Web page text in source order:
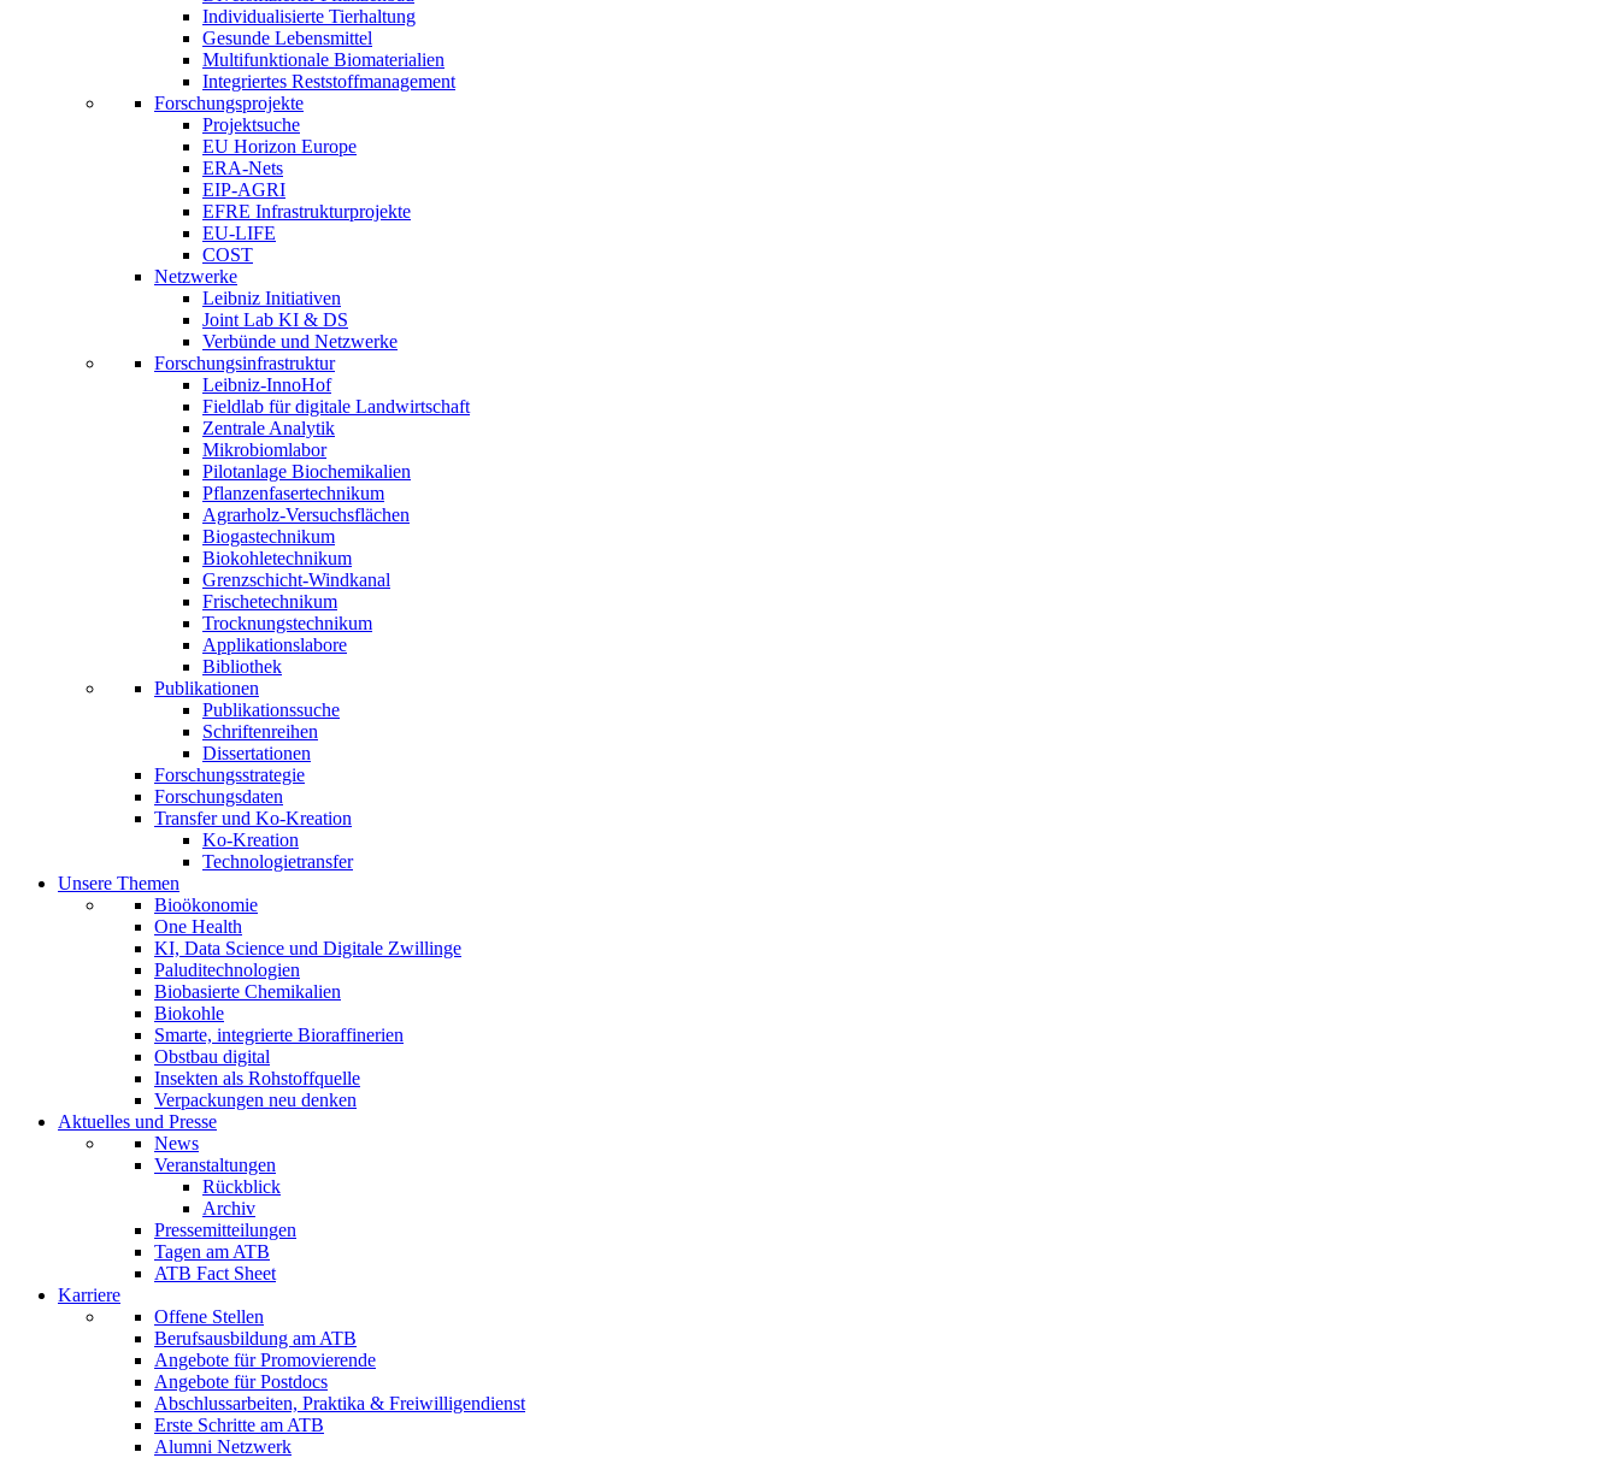
Individualisierte Tierhaltung
Gesunde Lebensmittel
Multifunktionale Biomaterialien
Integriertes Reststoffmanagement
Forschungsprojekte
Projektsuche
EU Horizon Europe
ERA-Nets
EIP-AGRI
EFRE Infrastrukturprojekte
EU-LIFE
COST
Netzwerke
Leibniz Initiativen
Joint Lab KI & DS
Verbünde und Netzwerke
Forschungsinfrastruktur
Leibniz-InnoHof
Fieldlab für digitale Landwirtschaft
Zentrale Analytik
Mikrobiomlabor
Pilotanlage Biochemikalien
Pflanzenfasertechnikum
Agrarholz-Versuchsflächen
Biogastechnikum
Biokohletechnikum
Grenzschicht-Windkanal
Frischetechnikum
Trocknungstechnikum
Applikationslabore
Bibliothek
Publikationen
Publikationssuche
Schriftenreihen
Dissertationen
Forschungsstrategie
Forschungsdaten
Transfer und Ko-Kreation
Ko-Kreation
Technologietransfer
Unsere Themen
Bioökonomie
One Health
KI, Data Science und Digitale Zwillinge
Paluditechnologien
Biobasierte Chemikalien
Biokohle
Smarte, integrierte Bioraffinerien
Obstbau digital
Insekten als Rohstoffquelle
Verpackungen neu denken
Aktuelles und Presse
News
Veranstaltungen
Rückblick
Archiv
Pressemitteilungen
Tagen am ATB
ATB Fact Sheet
Karriere
Offene Stellen
Berufsausbildung am ATB
Angebote für Promovierende
Angebote für Postdocs
Abschlussarbeiten, Praktika & Freiwilligendienst
Erste Schritte am ATB
Alumni Netzwerk